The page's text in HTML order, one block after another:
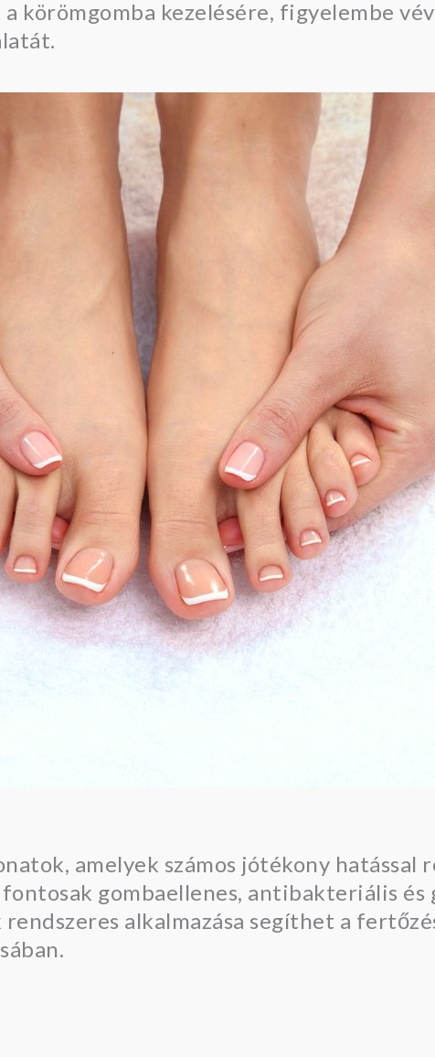
körömgomba kezelésére, figyelembe
amelyek számos jótékony hatással
gombaellenes, antibakteriális és
alkalmazása segíthet a